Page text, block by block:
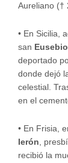
Aureliano (†
• En Sicilia,
san Eusebio
deportado
donde dejó
celestial.
en el
• En Frisia,
Ierón ,
recibió la